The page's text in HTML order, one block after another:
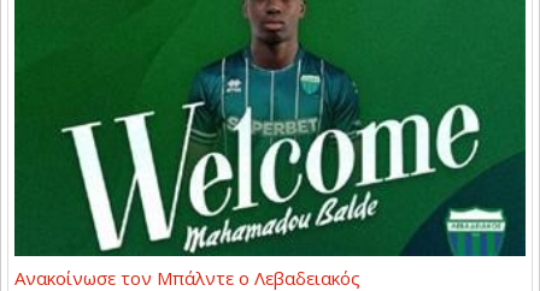
Ανακοίνωσε τον Μπάλντε ο Λεβαδειακός